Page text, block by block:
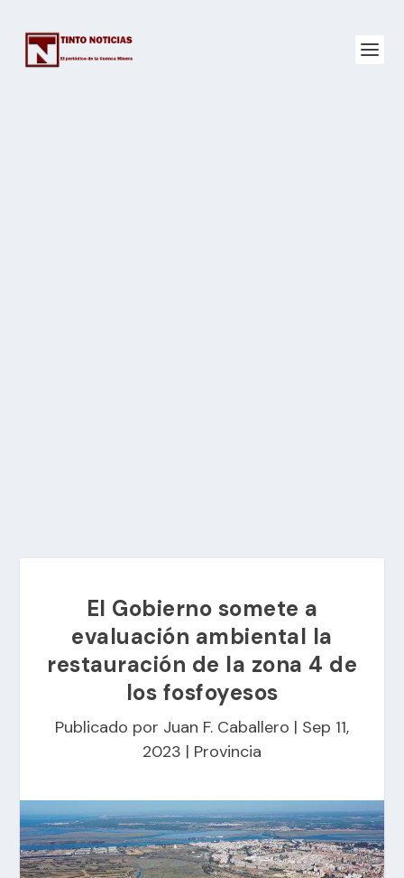
El Gobierno somete a
evaluación ambiental la
restauración de la zona 4 de
los fosfoyesos
Publicado por Juan F. Caballero | Sep 11,
2023 | Provincia